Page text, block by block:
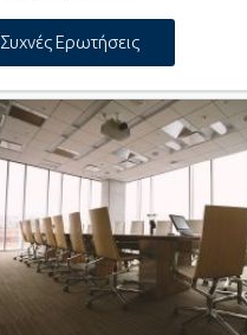
Συχνές Ερωτήσεις